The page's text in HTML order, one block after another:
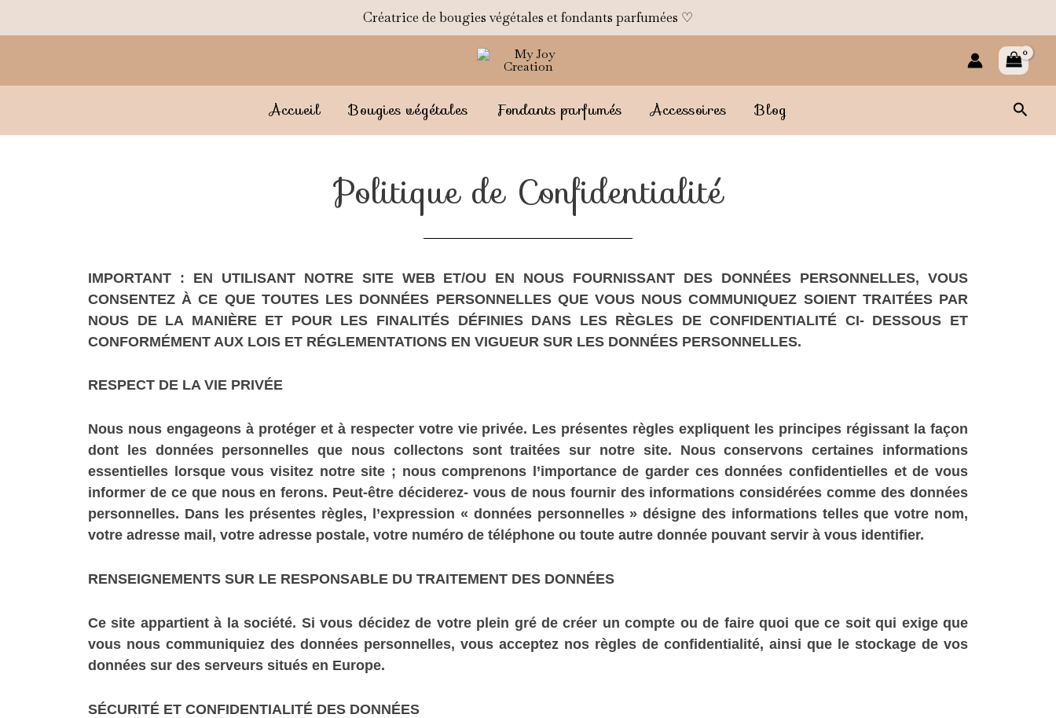
Créatrice de bougies végétales et fondants parfumées ♡
Accueil Bougies végétales Fondants parfumés Accessoires Blog
Politique de Confidentialité
IMPORTANT : EN UTILISANT NOTRE SITE WEB ET/OU EN NOUS FOURNISSANT DES DONNÉES PERSONNELLES, VOUS
CONSENTEZ À CE QUE TOUTES LES DONNÉES PERSONNELLES QUE VOUS NOUS COMMUNIQUEZ SOIENT TRAITÉES PAR
NOUS DE LA MANIÈRE ET POUR LES FINALITÉS DÉFINIES DANS LES RÈGLES DE CONFIDENTIALITÉ CI- DESSOUS ET
CONFORMÉMENT AUX LOIS ET RÉGLEMENTATIONS EN VIGUEUR SUR LES DONNÉES PERSONNELLES.
RESPECT DE LA VIE PRIVÉE
Nous nous engageons à protéger et à respecter votre vie privée. Les présentes règles expliquent les principes régissant la façon
dont les données personnelles que nous collectons sont traitées sur notre site. Nous conservons certaines informations
essentielles lorsque vous visitez notre site ; nous comprenons l’importance de garder ces données confidentielles et de vous
informer de ce que nous en ferons. Peut-être déciderez- vous de nous fournir des informations considérées comme des données
personnelles. Dans les présentes règles, l’expression « données personnelles » désigne des informations telles que votre nom,
votre adresse mail, votre adresse postale, votre numéro de téléphone ou toute autre donnée pouvant servir à vous identifier.
RENSEIGNEMENTS SUR LE RESPONSABLE DU TRAITEMENT DES DONNÉES
Ce site appartient à la société. Si vous décidez de votre plein gré de créer un compte ou de faire quoi que ce soit qui exige que
vous nous communiquiez des données personnelles, vous acceptez nos règles de confidentialité, ainsi que le stockage de vos
données sur des serveurs situés en Europe.
SÉCURITÉ ET CONFIDENTIALITÉ DES DONNÉES